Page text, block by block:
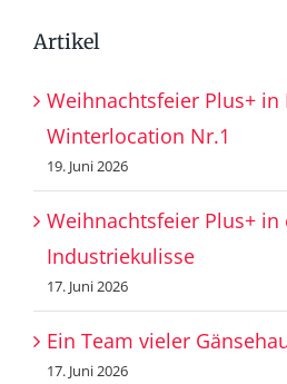
Artikel
Weihnachtsfeier Plus+
Winterlocation Nr.1
19. Juni 2026
Weihnachtsfeier Plus+ in
Industriekulisse
17. Juni 2026
Ein Team vieler
17. Juni 2026